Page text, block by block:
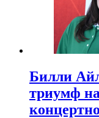
Билли
триумф